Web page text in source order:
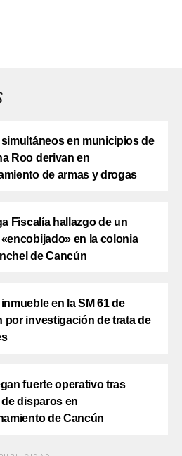
en municipios de
Roo derivan en
de armas y drogas
Fiscalía hallazgo de un
en la colonia
de Cancún
en la SM 61 de
por investigación de trata de
fuerte operativo tras
disparos en
de Cancún